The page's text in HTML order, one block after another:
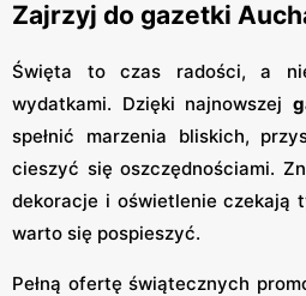
Zajrzyj do gazetki
Święta to czas radości, a
wydatkami. Dzięki najnowszej
spełnić marzenia bliskich,
cieszyć się oszczędnościami.
dekoracje i oświetlenie czekają
warto się pospieszyć.
Pełną ofertę świątecznych